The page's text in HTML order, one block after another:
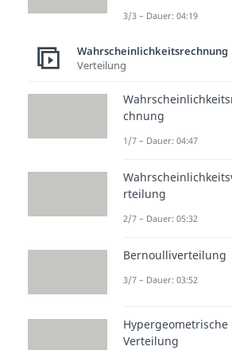
3/3 – Dauer: 04:19
Wahrscheinlichkeitsrechnung
Verteilung
chnung
1/7 – Dauer: 04:47
rteilung
2/7 – Dauer: 05:32
Bernoulliverteilung
3/7 – Dauer: 03:52
Hypergeometrische
Verteilung